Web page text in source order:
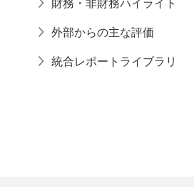
財務・非財務ハイライト
外部からの主な評価
統合レポートライブラリ